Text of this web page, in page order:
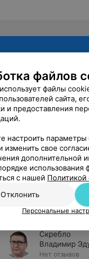
Скребло
Владимир
Нет отзывов
файлов
файлы
сайта,
и предоставления
настроить параметры
изменить свое
дополнительной
с нашей Политикой
Отклонить
Персональные